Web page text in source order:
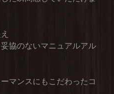
協のないマニュアルアル
マンスにもこだわったコ